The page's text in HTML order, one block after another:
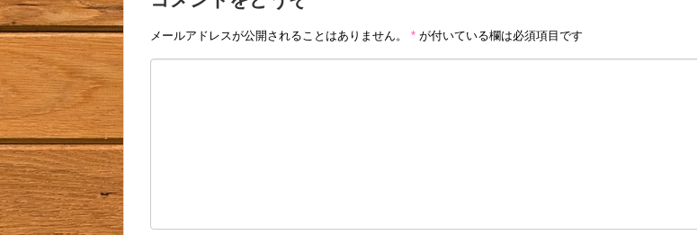
メールアドレスが公開されることはありません。 * が付いている欄は必須項目です